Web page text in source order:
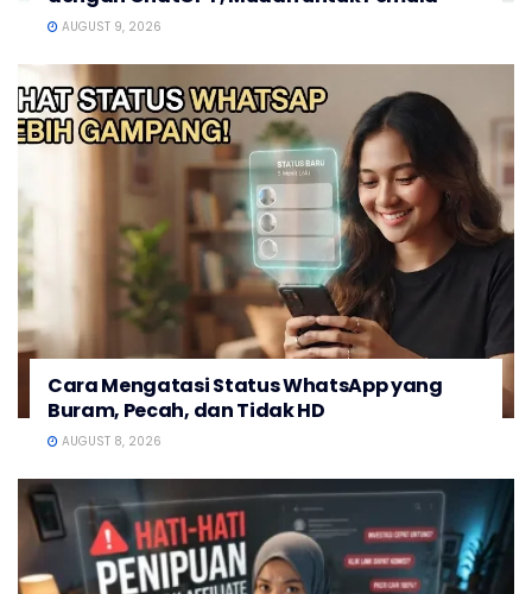
AUGUST 9, 2026
Cara Mengatasi Status WhatsApp yang
Buram, Pecah, dan Tidak HD
AUGUST 8, 2026